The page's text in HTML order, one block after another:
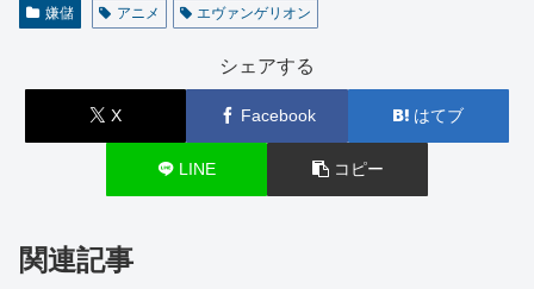
嫌儲 アニメ エヴァンゲリオン
シェアする
X Facebook はてブ
LINE コピー
関連記事